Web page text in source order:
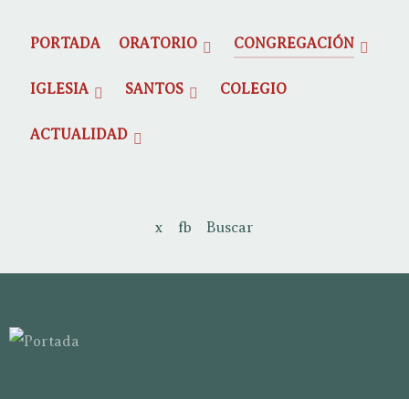
PORTADA ORATORIO CONGREGACIÓN
IGLESIA SANTOS COLEGIO
ACTUALIDAD
x fb Buscar